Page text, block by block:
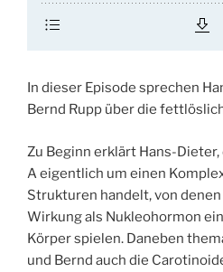
In dieser Episode sprechen
Bernd Rupp über die
Zu Beginn erklärt Hans-
A eigentlich um einen
Strukturen handelt, von
Wirkung als Nukleohormon
Körper spielen. Daneben
und Bernd auch die